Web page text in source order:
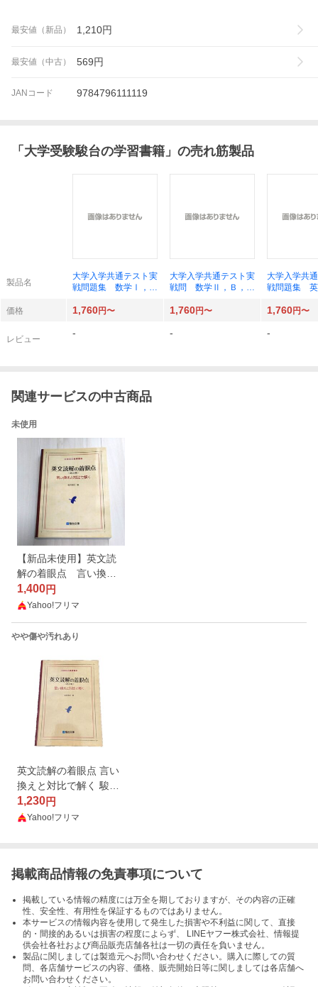
最安値（新品） 1,210円
最安値（中古） 569円
JANコード 9784796111119
「 大学受験駿台の学習書籍 」の売れ筋製品
製品名
大学入学共通テスト実
戦問題集 数学Ⅰ，Ａ
試完全対策シリーズ）
大学入学共通テスト実
戦問 数学Ⅱ，Ｂ，Ｃ
試完全対策シリーズ）
大学入学共
戦問題集 英
試完全対策
価格 1,760円〜 1,760円〜 1,760円〜
レビュー
- - -
関連サービスの中古商品
未使用
【新品未使用】英文読
解の着眼点 言い換え
と対比で解く （駿台受
験シリーズ） （改訂
入試
1,400円
Yahoo!フリマ
やや傷や汚れあり
英文読解の着眼点 言い
換えと対比で解く 駿台
受験シリーズ 改訂版 桜
井博之 英語長文 英文解
1,230円
Yahoo!フリマ
掲載商品情報の免責事項について
掲載している情報の精度には万全を期しておりますが、その内容の正確
性、安全性、有用性を保証するものではありません。
本サービスの情報内容を使用して発生した損害や不利益に関して、直接
的・間接的あるいは損害の程度によらず、 LINEヤフー株式会社、情報提
供会社各社および商品販売店舗各社は一切の責任を負いません。
製品に関しましては製造元へお問い合わせください。購入に際しての質
問、各店舗サービスの内容、価格、販売開始日等に関しましては各店舗へ
お問い合わせください。